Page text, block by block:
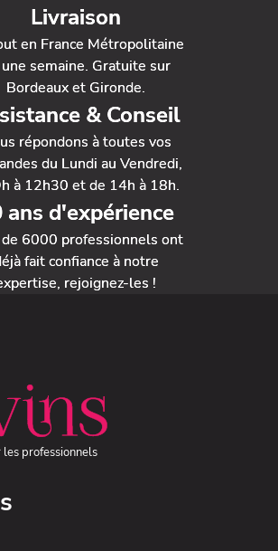
Livraison
en France Métropolitaine
semaine. Gratuite sur
Bordeaux et Gironde.
& Conseil
répondons à toutes vos
du Lundi au Vendredi,
à 12h30 et de 14h à 18h.
ans d'expérience
6000 professionnels ont
fait confiance à notre
rejoignez-les !
professionnels